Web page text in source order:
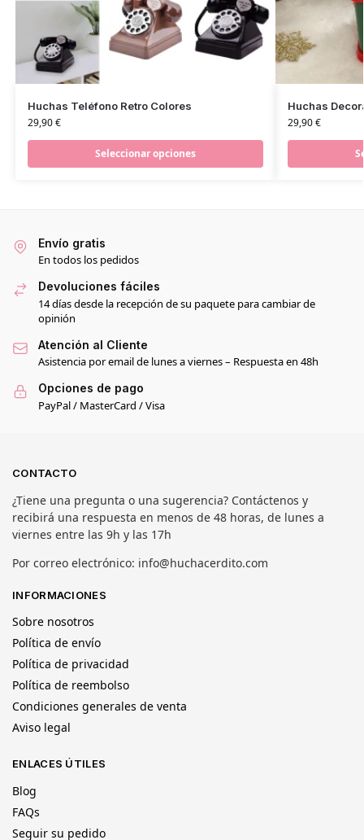
Huchas Teléfono Retro Colores
29,90€
Seleccionar opciones
Huchas
29,90€
Envío gratis
En todos los pedidos
Devoluciones fáciles
14 días desde la recepción de su paquete para cambiar de
opinión
Atención al Cliente
Asistencia por email de lunes a viernes – Respuesta en 48h
Opciones de pago
PayPal / MasterCard / Visa
CONTACTO
¿Tiene una pregunta o una sugerencia? Contáctenos y
recibirá una respuesta en menos de 48 horas, de lunes a
viernes entre las 9h y las 17h
Por correo electrónico: info@huchacerdito.com
INFORMACIONES
Sobre nosotros
Política de envío
Política de privacidad
Política de reembolso
Condiciones generales de venta
Aviso legal
ENLACES ÚTILES
Blog
FAQs
Seguir su pedido